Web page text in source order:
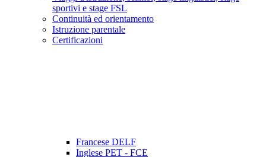
sportivi e stage FSL
Continuità ed orientamento
Istruzione parentale
Certificazioni
Francese DELF
Inglese PET - FCE